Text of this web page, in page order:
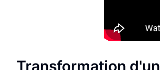
Transformation